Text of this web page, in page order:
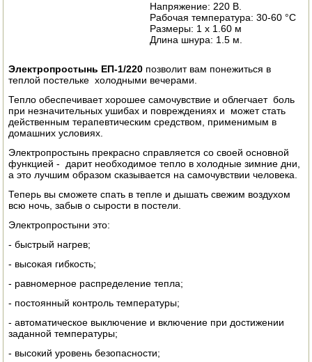
ДЛЯ ДОМА И САДА
ОБОГРЕВАТЕЛИ
ДРОВОКОЛЫ
ГАЗОВЫЕ БАЛЛОНЫ
ЭЛЕКТРО И БЕНЗО ИНСТРУМЕНТ
ОПРЫСКИВАТЕЛИ
ЭЛЕКТРО ШАШЛЫЧНИЦЫ
СОКОВЫЖИМАЛКИ
СУШИЛКИ ПРОДУКТОВ
Напряжение: 220 В.
Рабочая температура: 30-60 °C
Размеры: 1 х 1.60 м
Длина шнура: 1.5 м.
Электропростынь ЕП-1/220 позволит вам понежиться в
теплой постельке холодными вечерами.
Тепло обеспечивает хорошее самочувствие и облегчает боль
при незначительных ушибах и повреждениях и может стать
действенным терапевтическим средством, применимым в
домашних условиях.
Электропростынь прекрасно справляется со своей основной
функцией - дарит необходимое тепло в холодные зимние дни,
а это лучшим образом сказывается на самочувствии человека.
Теперь вы сможете спать в тепле и дышать свежим воздухом
всю ночь, забыв о сырости в постели.
Электропростыни это:
- быстрый нагрев;
- высокая гибкость;
- равномерное распределение тепла;
- постоянный контроль температуры;
- автоматическое выключение и включение при достижении
заданной температуры;
- высокий уровень безопасности;